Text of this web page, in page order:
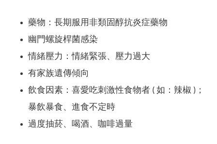
藥物：長期服用非類固醇抗炎症藥物
幽門螺旋桿菌感染
情緒壓力：情緒緊張、壓力過大
有家族遺傳傾向
飲食因素：喜愛吃刺激性食物者 ( 如：辣椒 )；
暴飲暴食、進食不定時
過度抽菸、喝酒、咖啡過量